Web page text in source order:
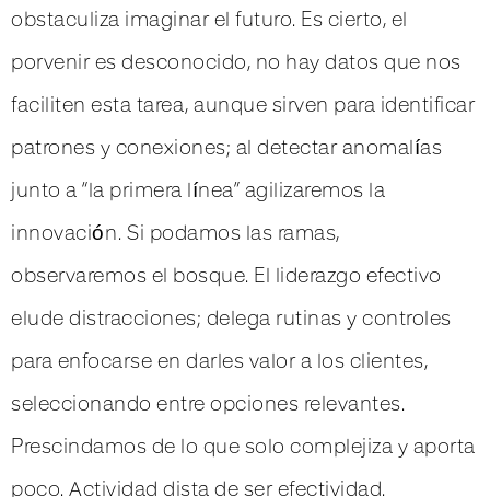
obstaculiza imaginar el futuro. Es cierto, el
porvenir es desconocido, no hay datos que nos
faciliten esta tarea, aunque sirven para identificar
patrones y conexiones; al detectar anomalías
junto a “la primera línea” agilizaremos la
innovación. Si podamos las ramas,
observaremos el bosque. El liderazgo efectivo
elude distracciones; delega rutinas y controles
para enfocarse en darles valor a los clientes,
seleccionando entre opciones relevantes.
Prescindamos de lo que solo complejiza y aporta
poco. Actividad dista de ser efectividad.